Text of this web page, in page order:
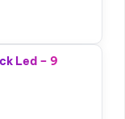
Led – 9